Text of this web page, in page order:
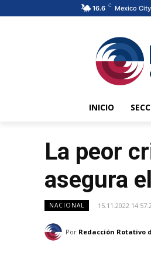
16.6 C Mexico City
INICIO
La peor
asegura
NACIONAL 15.11.2022
Por Redacción Rotativo